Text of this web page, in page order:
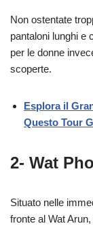
Non ostentate
pantaloni lunghi e
per le donne
scoperte.
Esplora il
Questo Tour
2- Wat Pho
Situato nelle
fronte al Wat Arun,